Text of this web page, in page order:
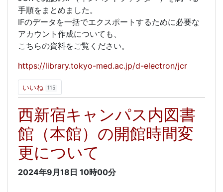
手順をまとめました。
IFのデータを一括でエクスポートするために必要な
アカウント作成についても、
こちらの資料をご覧ください。
https://library.tokyo-med.ac.jp/d-electron/jcr
いいね 115
西新宿キャンパス内図書
館（本館）の開館時間変
更について
2024年9月18日 10時00分